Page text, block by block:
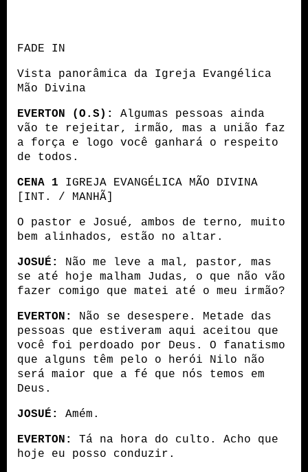
FADE IN
Vista panorâmica da Igreja Evangélica
Mão Divina
EVERTON (O.S):
Algumas pessoas ainda
vão te rejeitar, irmão, mas a união faz
a força e logo você ganhará o respeito
de todos.
CENA 1 IGREJA EVANGÉLICA MÃO DIVINA
[INT. / MANHÃ]
O pastor e Josué, ambos de terno, muito
bem alinhados, estão no altar.
JOSUÉ:
Não me leve a mal, pastor, mas
se até hoje malham Judas, o que não vão
fazer comigo que matei até o meu irmão?
EVERTON:
Não se desespere. Metade das
pessoas que estiveram aqui aceitou que
você foi perdoado por Deus. O fanatismo
que alguns têm pelo o herói Nilo não
será maior que a fé que nós temos em
Deus.
JOSUÉ: Amém.
EVERTON:
Tá na hora do culto. Acho que
hoje eu posso conduzir.